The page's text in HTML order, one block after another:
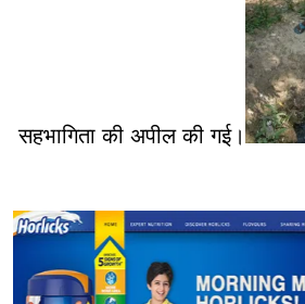
सहभागिता की अपील की गई।